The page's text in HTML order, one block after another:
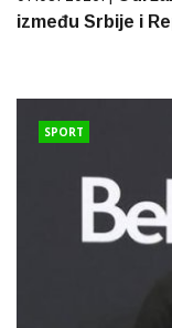
između Srbije i
SPORT